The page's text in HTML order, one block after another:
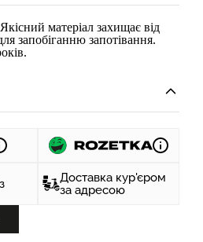
матеріал захищає від
запобіганню запотівання.
Доставка кур'єром
за адресою